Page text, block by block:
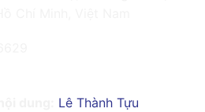
Lê Thành Tựu